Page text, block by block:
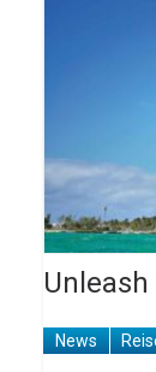
News